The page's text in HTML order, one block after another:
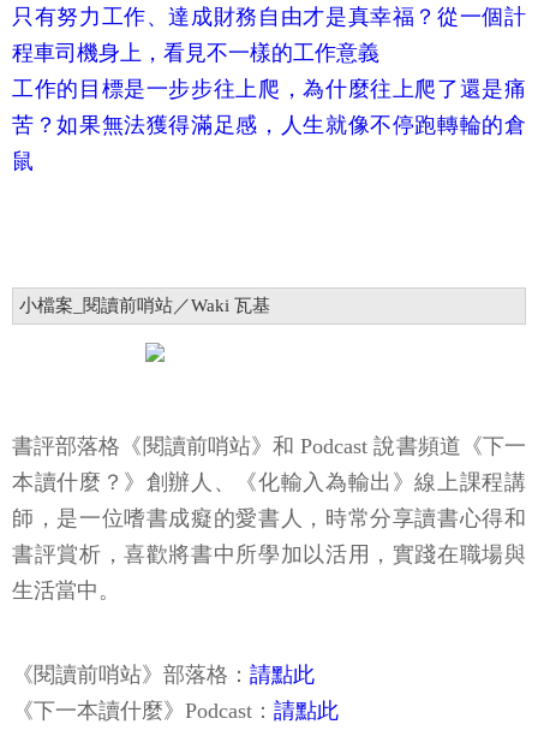
只有努力工作、達成財務自由才是真幸福？從一個計
程車司機身上，看見不一樣的工作意義
工作的目標是一步步往上爬，為什麼往上爬了還是痛
苦？如果無法獲得滿足感，人生就像不停跑轉輪的倉
鼠
小檔案_閱讀前哨站／Waki 瓦基
書評部落格《閱讀前哨站》和 Podcast 說書頻道《下一
本讀什麼？》創辦人、《化輸入為輸出》線上課程講
師，是一位嗜書成癡的愛書人，時常分享讀書心得和
書評賞析，喜歡將書中所學加以活用，實踐在職場與
生活當中。
《閱讀前哨站》部落格： 請點此
《下一本讀什麼》Podcast： 請點此